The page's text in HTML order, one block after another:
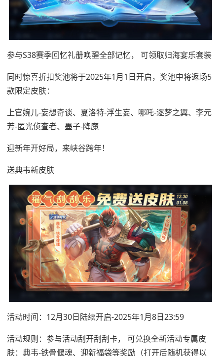
参与S38赛季回忆礼册唤醒全部记忆， 可领取归海宴乐套装
同时惊喜折扣奖池将于2025年1月1日开启，奖池中将返场5
款限定皮肤：
上官婉儿-妄想奇谈、夏洛特-浮生妄、哪吒-逐梦之翼、李元
芳-匿光侦查者、墨子-降魔
迎新年开好局，来峡谷跨年！
送典韦新皮肤
活动时间：12月30日陆续开启-2025年1月8日23:59
活动规则：参与活动刮开刮刮卡， 可兑换全新活动专属皮
肤：典韦-铁骨偃魂、迎新福袋等奖励（打开后随机获得以